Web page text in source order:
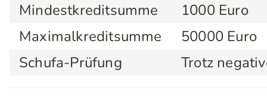
Mindestkreditsumme
1000 Euro
Maximalkreditsumme
50000 Euro
Schufa-Prüfung
Trotz